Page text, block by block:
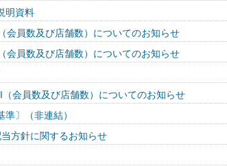
明資料
員数及び店舗数）についてのお知らせ
員数及び店舗数）についてのお知らせ
員数及び店舗数）についてのお知らせ
〕（非連結）
方針に関するお知らせ